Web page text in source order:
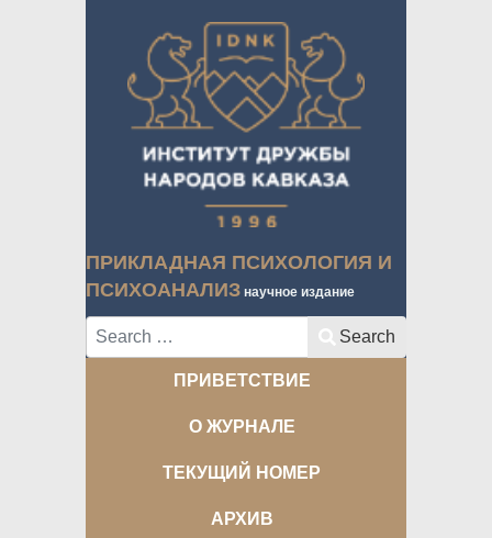
ПРИКЛАДНАЯ ПСИХОЛОГИЯ И
ПСИХОАНАЛИЗ научное издание
Search Search
ПРИВЕТСТВИЕ
О ЖУРНАЛЕ
ТЕКУЩИЙ НОМЕР
АРХИВ